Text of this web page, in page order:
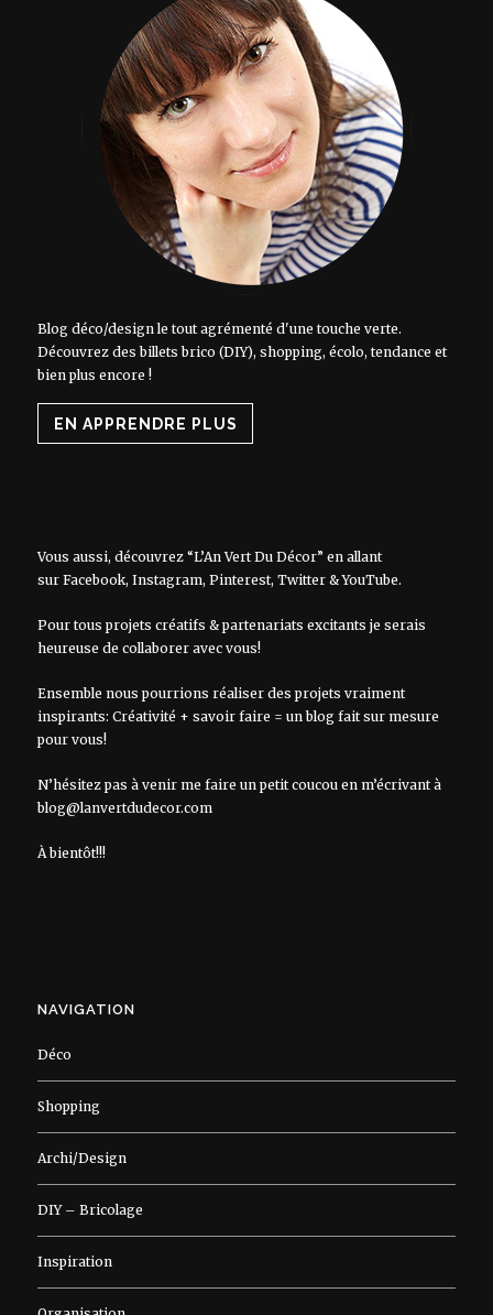
Blog déco/design le tout agrémenté d'une touche verte.
Découvrez des billets brico (DIY), shopping, écolo, tendance et
bien plus encore !
EN APPRENDRE PLUS
Vous aussi, découvrez “L’An Vert Du Décor” en allant
sur Facebook, Instagram, Pinterest, Twitter&YouTube.
Pour tous projets créatifs & partenariats excitants je serais
heureuse de collaborer avec vous!
Ensemble nous pourrions réaliser des projets vraiment
inspirants: Créativité + savoir faire = un blog fait sur mesure
pour vous!
N’hésitez pas à venir me faire un petit coucou en m’écrivant à
blog@lanvertdudecor.com
À bientôt!!!
NAVIGATION
Déco
Shopping
Archi/Design
DIY – Bricolage
Inspiration